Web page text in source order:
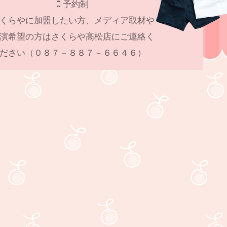
予約制
らやに加盟したい方、メディア取材や
希望の方はさくらや高松店にご連絡く
ださい（０８７－８８７－６６４６）